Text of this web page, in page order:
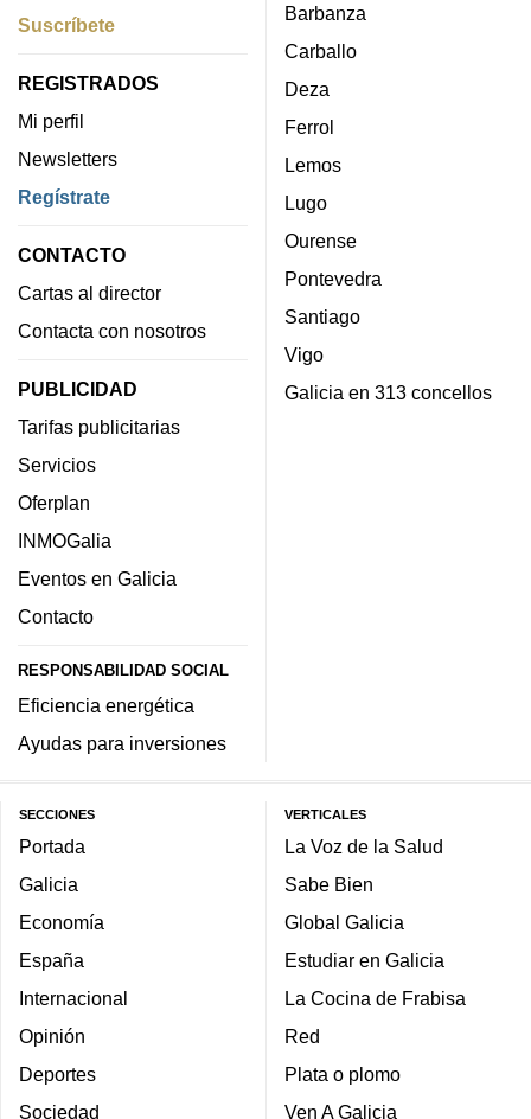
Suscríbete
REGISTRADOS
Mi perfil
Newsletters
Regístrate
CONTACTO
Cartas al director
Contacta con nosotros
PUBLICIDAD
Tarifas publicitarias
Servicios
Oferplan
INMOGalia
Eventos en Galicia
Contacto
RESPONSABILIDAD SOCIAL
Eficiencia energética
Ayudas para inversiones
Barbanza
Carballo
Deza
Ferrol
Lemos
Lugo
Ourense
Pontevedra
Santiago
Vigo
Galicia en 313 concellos
SECCIONES
Portada
Galicia
Economía
España
Internacional
Opinión
Deportes
Sociedad
VERTICALES
La Voz de la Salud
Sabe Bien
Global Galicia
Estudiar en Galicia
La Cocina de Frabisa
Red
Plata o plomo
Ven A Galicia